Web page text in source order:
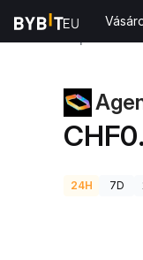
24H 7D